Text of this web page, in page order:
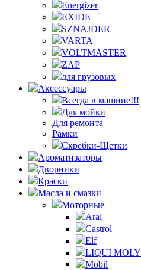
Energizer
EXIDE
SZNAJDER
VARTA
VOLTMASTER
ZAP
для грузовых
Аксессуары
Всегда в машине!!!
Для мойки
Для ремонта
Рамки
Скребки-Щетки
Ароматизаторы
Дворники
Краски
Масла и смазки
Моторные
Aral
Castrol
Elf
LIQUI MOLY
Mobil